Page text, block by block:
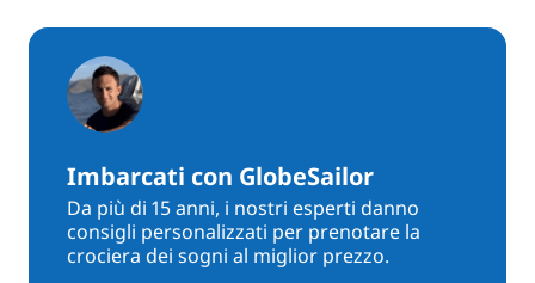
Imbarcati con GlobeSailor
Da più di 15 anni, i nostri esperti danno
consigli personalizzati per prenotare la
crociera dei sogni al miglior prezzo.